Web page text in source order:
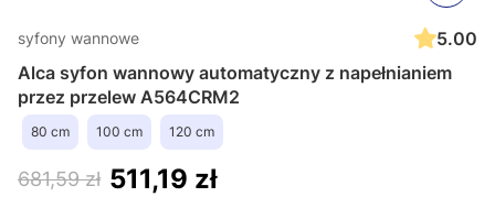
syfony wannowe
5.00
Alca syfon wannowy automatyczny z napełnianiem
przez przelew A564CRM2
80 cm 100 cm 120 cm
681,59 zł 511,19 zł